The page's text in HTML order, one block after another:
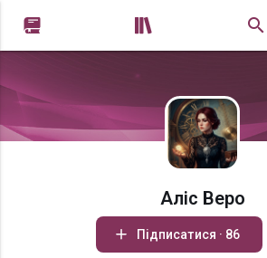

Аліс Веро
Підписатися · 86